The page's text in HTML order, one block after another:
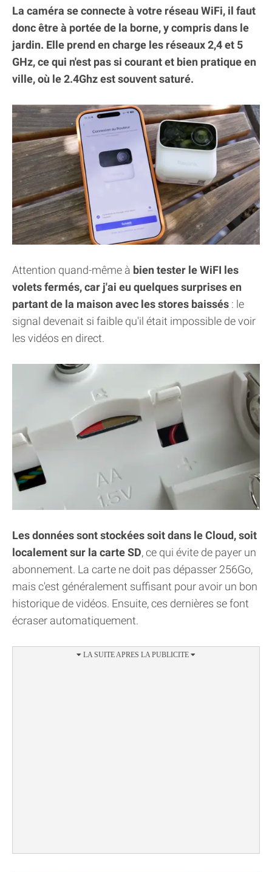
La caméra se connecte à votre réseau WiFi, il faut
donc être à portée de la borne, y compris dans le
jardin. Elle prend en charge les réseaux 2,4 et 5
GHz, ce qui n'est pas si courant et bien pratique en
ville, où le 2.4Ghz est souvent saturé.
Attention quand-même à bien tester le WiFI les
volets fermés, car j'ai eu quelques surprises en
partant de la maison avec les stores baissés : le
signal devenait si faible qu'il était impossible de voir
les vidéos en direct.
Les données sont stockées soit dans le Cloud, soit
localement sur la carte SD, ce qui évite de payer un
abonnement. La carte ne doit pas dépasser 256Go,
mais c'est généralement suffisant pour avoir un bon
historique de vidéos. Ensuite, ces dernières se font
écraser automatiquement.